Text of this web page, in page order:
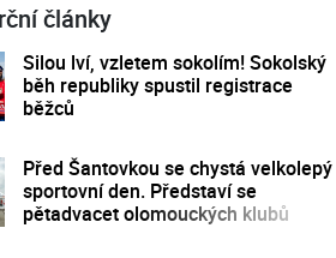
články
Silou lví, vzletem sokolím! Sokolský
běh republiky spustil registrace
běžců
Před Šantovkou se chystá velkolepý
sportovní den. Představí se
pětadvacet olomouckých klubů